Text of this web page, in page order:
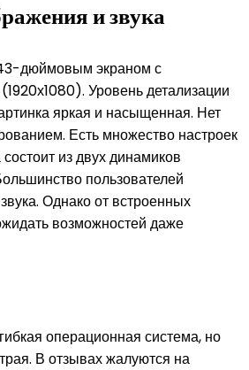
и звука
дюймовым экраном с
Уровень детализации
яркая и насыщенная. Нет
Есть множество настроек
из двух динамиков
пользователей
Однако от встроенных
возможностей даже
операционная система, но
В отзывах жалуются на